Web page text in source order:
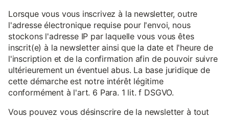
Lorsque vous vous inscrivez à la newsletter, outre
l'adresse électronique requise pour l'envoi, nous
stockons l'adresse IP par laquelle vous vous êtes
inscrit(e) à la newsletter ainsi que la date et l'heure de
l'inscription et de la confirmation afin de pouvoir suivre
ultérieurement un éventuel abus. La base juridique de
cette démarche est notre intérêt légitime
conformément à l'art. 6 Para. 1 lit. f DSGVO.
Vous pouvez vous désinscrire de la newsletter à tout